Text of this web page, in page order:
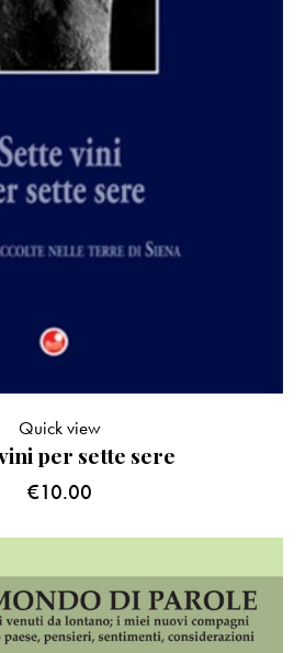
per sette sere
€10.00
Quick view